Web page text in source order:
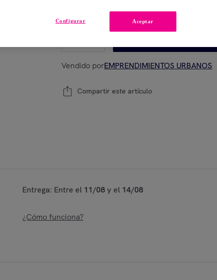
Modelo: Protector de oreja para
Vendido porEMPRENDIMIENTOS URBANOS
Compartir este artículo
Entrega: Entre el 11/08y el 14/08
¿Cómo funciona?
Aceptar
Configurar